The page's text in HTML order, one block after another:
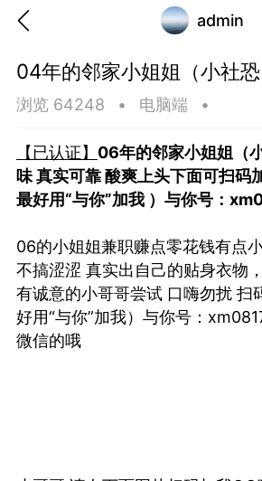
admin
味”的小姐
04年的邻家小姐姐（小社
浏览 64248 • 电脑端 •
【已认证】 06年的邻家小姐姐（
味 真实可靠 酸爽上头下面可扫码
最好用“与你”加我 ）与你号：
06的小姐姐兼职赚点零花钱有点
不搞涩涩 真实出自己的贴身衣物
有诚意的小哥哥尝试 口嗨勿扰 扫
好用“与你”加我）与你号：
微信的哦